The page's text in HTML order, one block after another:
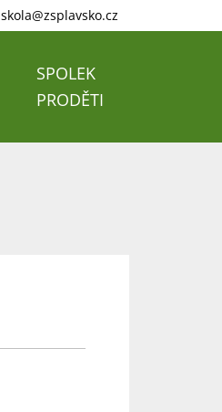
skola@zsplavsko.cz
SPOLEK
PRODĚTI